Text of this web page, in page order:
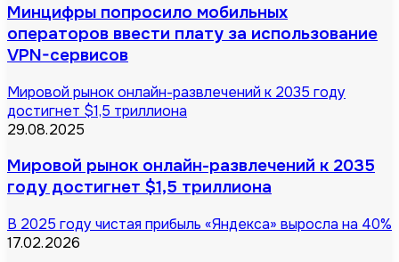
Минцифры попросило мобильных
операторов ввести плату за использование
VPN-сервисов
Мировой рынок онлайн-развлечений к 2035 году
достигнет $1,5 триллиона
29.08.2025
Мировой рынок онлайн-развлечений к 2035
году достигнет $1,5 триллиона
В 2025 году чистая прибыль «Яндекса» выросла на 40%
17.02.2026